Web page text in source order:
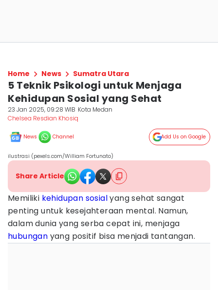
Home News Sumatra Utara
5 Teknik Psikologi untuk Menjaga
Kehidupan Sosial yang Sehat
23 Jan 2025, 09:28 WIB Kota Medan
Chelsea Resdian Khosiq
News Channel Add Us on Google
ilustrasi (pexels.com/William Fortunato)
Share Article
Memiliki kehidupan sosialyang sehat sangat
penting untuk kesejahteraan mental. Namun,
dalam dunia yang serba cepat ini, menjaga
hubungan yang positif bisa menjadi tantangan.